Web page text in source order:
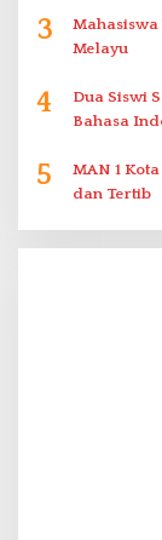
3
Melayu
4
Dua Siswi
Bahasa
5
MAN 1
dan Tertib